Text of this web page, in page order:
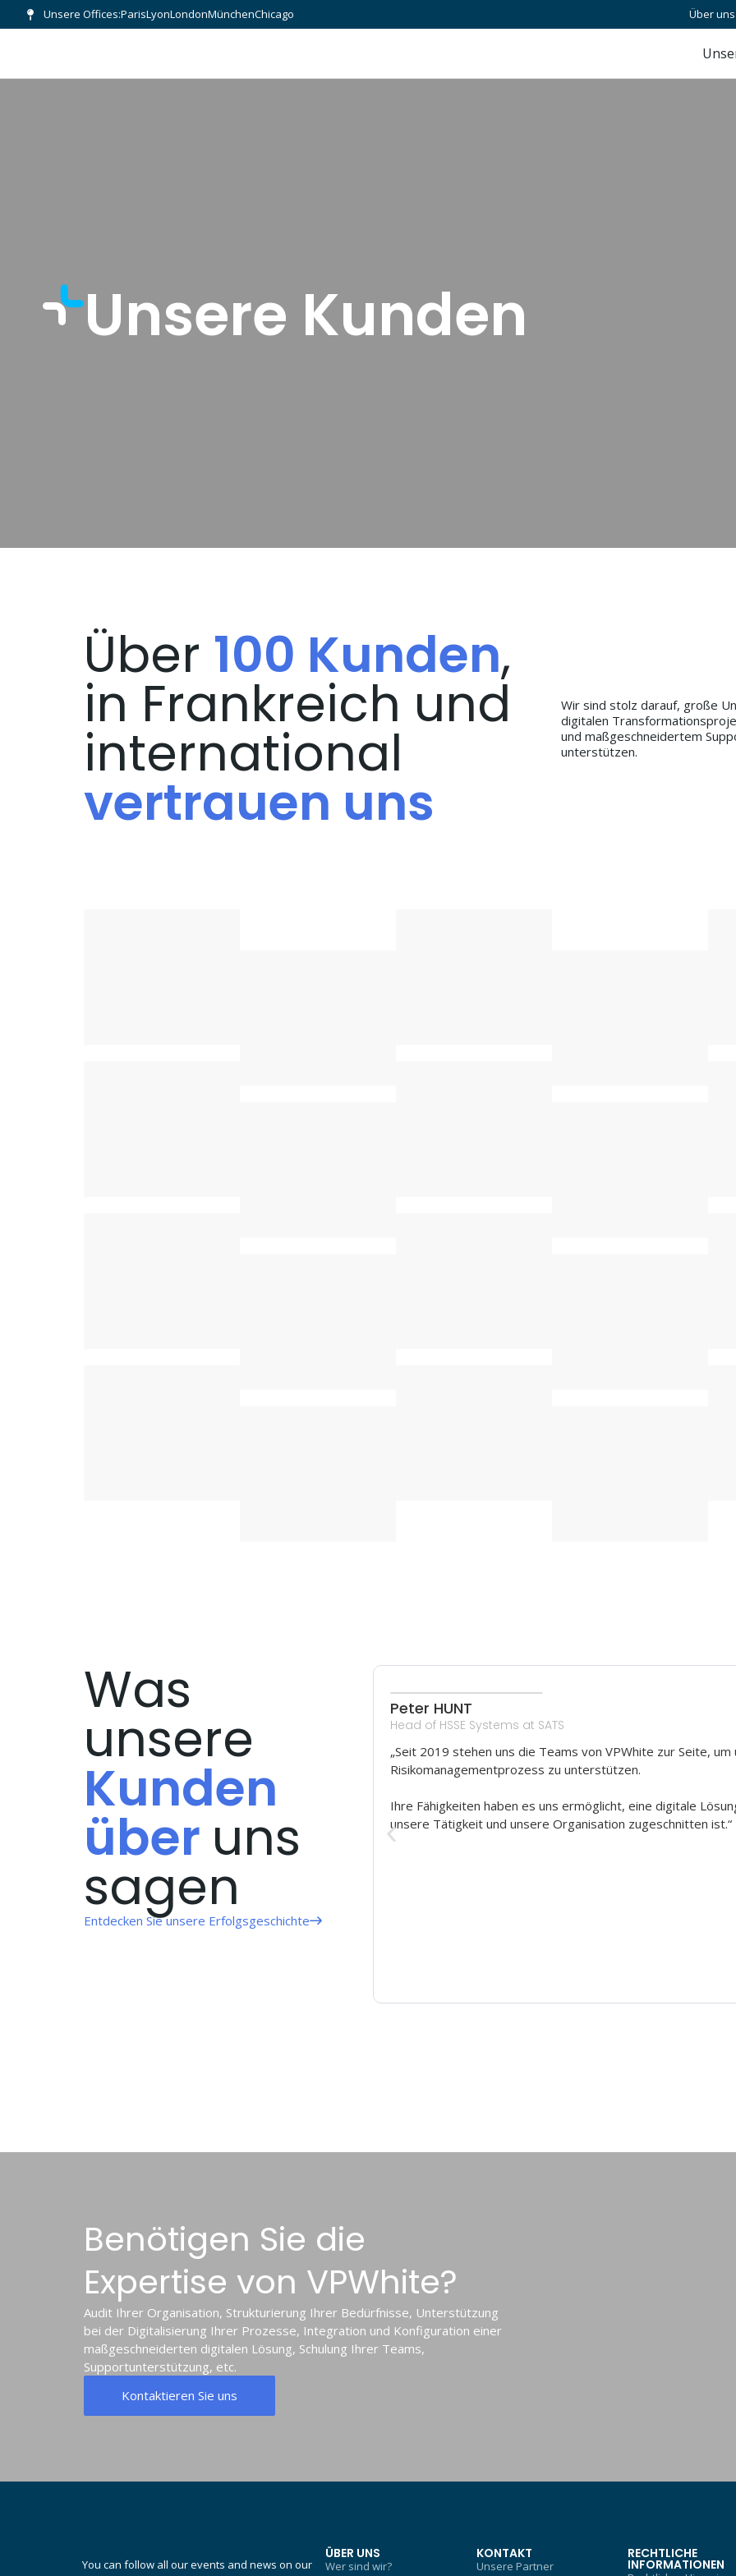
Unsere Offices:ParisLyonLondonMünchenChicago Über uns
Unsere Kunden
Über 100 Kunden,
in Frankreich und
international
vertrauen uns
Wir sind stolz darauf, große
digitalen
und maßgeschneidertem
unterstützen.
Was
unsere
Kunden
über uns
sagen
Entdecken Sie unsere Erfolgsgeschichte
Peter HUNT
Head of HSSE Systems at SATS
„Seit 2019 stehen uns die Teams von VPWhite zur Seite,
Risikomanagementprozess zu unterstützen.
Ihre Fähigkeiten haben es uns ermöglicht, eine digitale
unsere Tätigkeit und unsere Organisation zugeschnitten ist.“
Benötigen Sie die
Expertise von VPWhite?
Audit Ihrer Organisation, Strukturierung Ihrer Bedürfnisse, Unterstützung
bei der Digitalisierung Ihrer Prozesse, Integration und Konfiguration einer
maßgeschneiderten digitalen Lösung, Schulung Ihrer Teams,
Supportunterstützung, etc.
Kontaktieren Sie uns
You can follow all our events and news on our
ÜBER UNS
Wer sind wir?
KONTAKT
Unsere Partner
RECHTLICHE
INFORMATIONEN